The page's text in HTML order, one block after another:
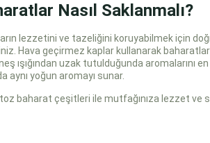
Nasıl Saklanmalı?
lezzetini ve tazeliğini koruyabilmek için
Hava geçirmez kaplar kullanarak
ışığından uzak tutulduğunda aromalarını
aynı yoğun aromayı sunar.
baharat çeşitleri ile mutfağınıza lezzet ve